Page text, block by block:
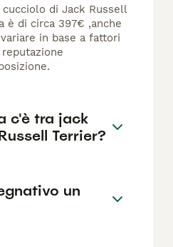
di Jack Russell
è di circa 397€ ,anche
in base a fattori
c'è tra jack
Terrier?
un